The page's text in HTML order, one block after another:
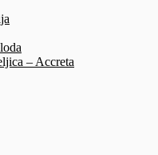
– Accreta